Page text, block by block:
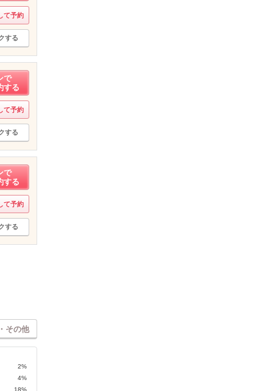
て予約
する
で
する
て予約
する
で
する
て予約
する
その他
2%
4%
18%